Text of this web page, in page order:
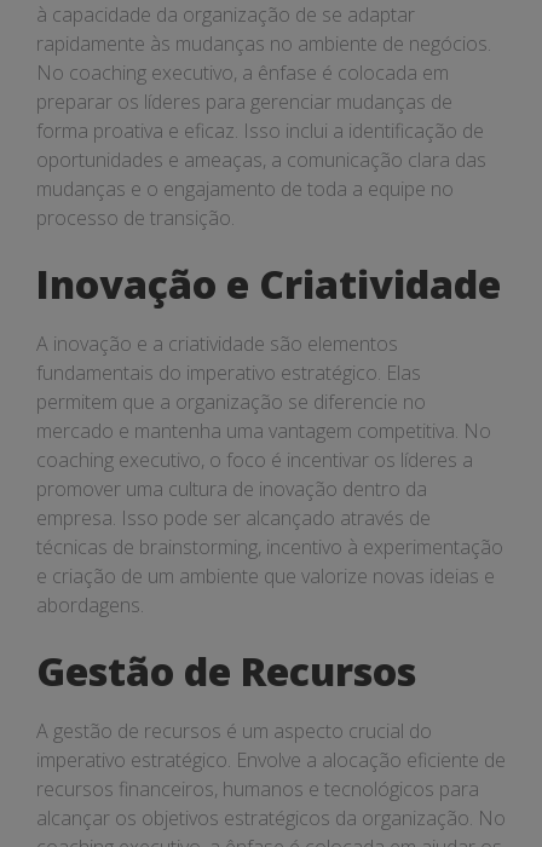
à capacidade da organização de se adaptar
rapidamente às mudanças no ambiente de negócios.
No coaching executivo, a ênfase é colocada em
preparar os líderes para gerenciar mudanças de
forma proativa e eficaz. Isso inclui a identificação de
oportunidades e ameaças, a comunicação clara das
mudanças e o engajamento de toda a equipe no
processo de transição.
Inovação e Criatividade
A inovação e a criatividade são elementos
fundamentais do imperativo estratégico. Elas
permitem que a organização se diferencie no
mercado e mantenha uma vantagem competitiva. No
coaching executivo, o foco é incentivar os líderes a
promover uma cultura de inovação dentro da
empresa. Isso pode ser alcançado através de
técnicas de brainstorming, incentivo à experimentação
e criação de um ambiente que valorize novas ideias e
abordagens.
Gestão de Recursos
A gestão de recursos é um aspecto crucial do
imperativo estratégico. Envolve a alocação eficiente de
recursos financeiros, humanos e tecnológicos para
alcançar os objetivos estratégicos da organização. No